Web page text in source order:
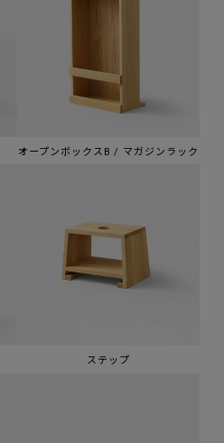
オープンボックスB / マガジンラック
ステップ